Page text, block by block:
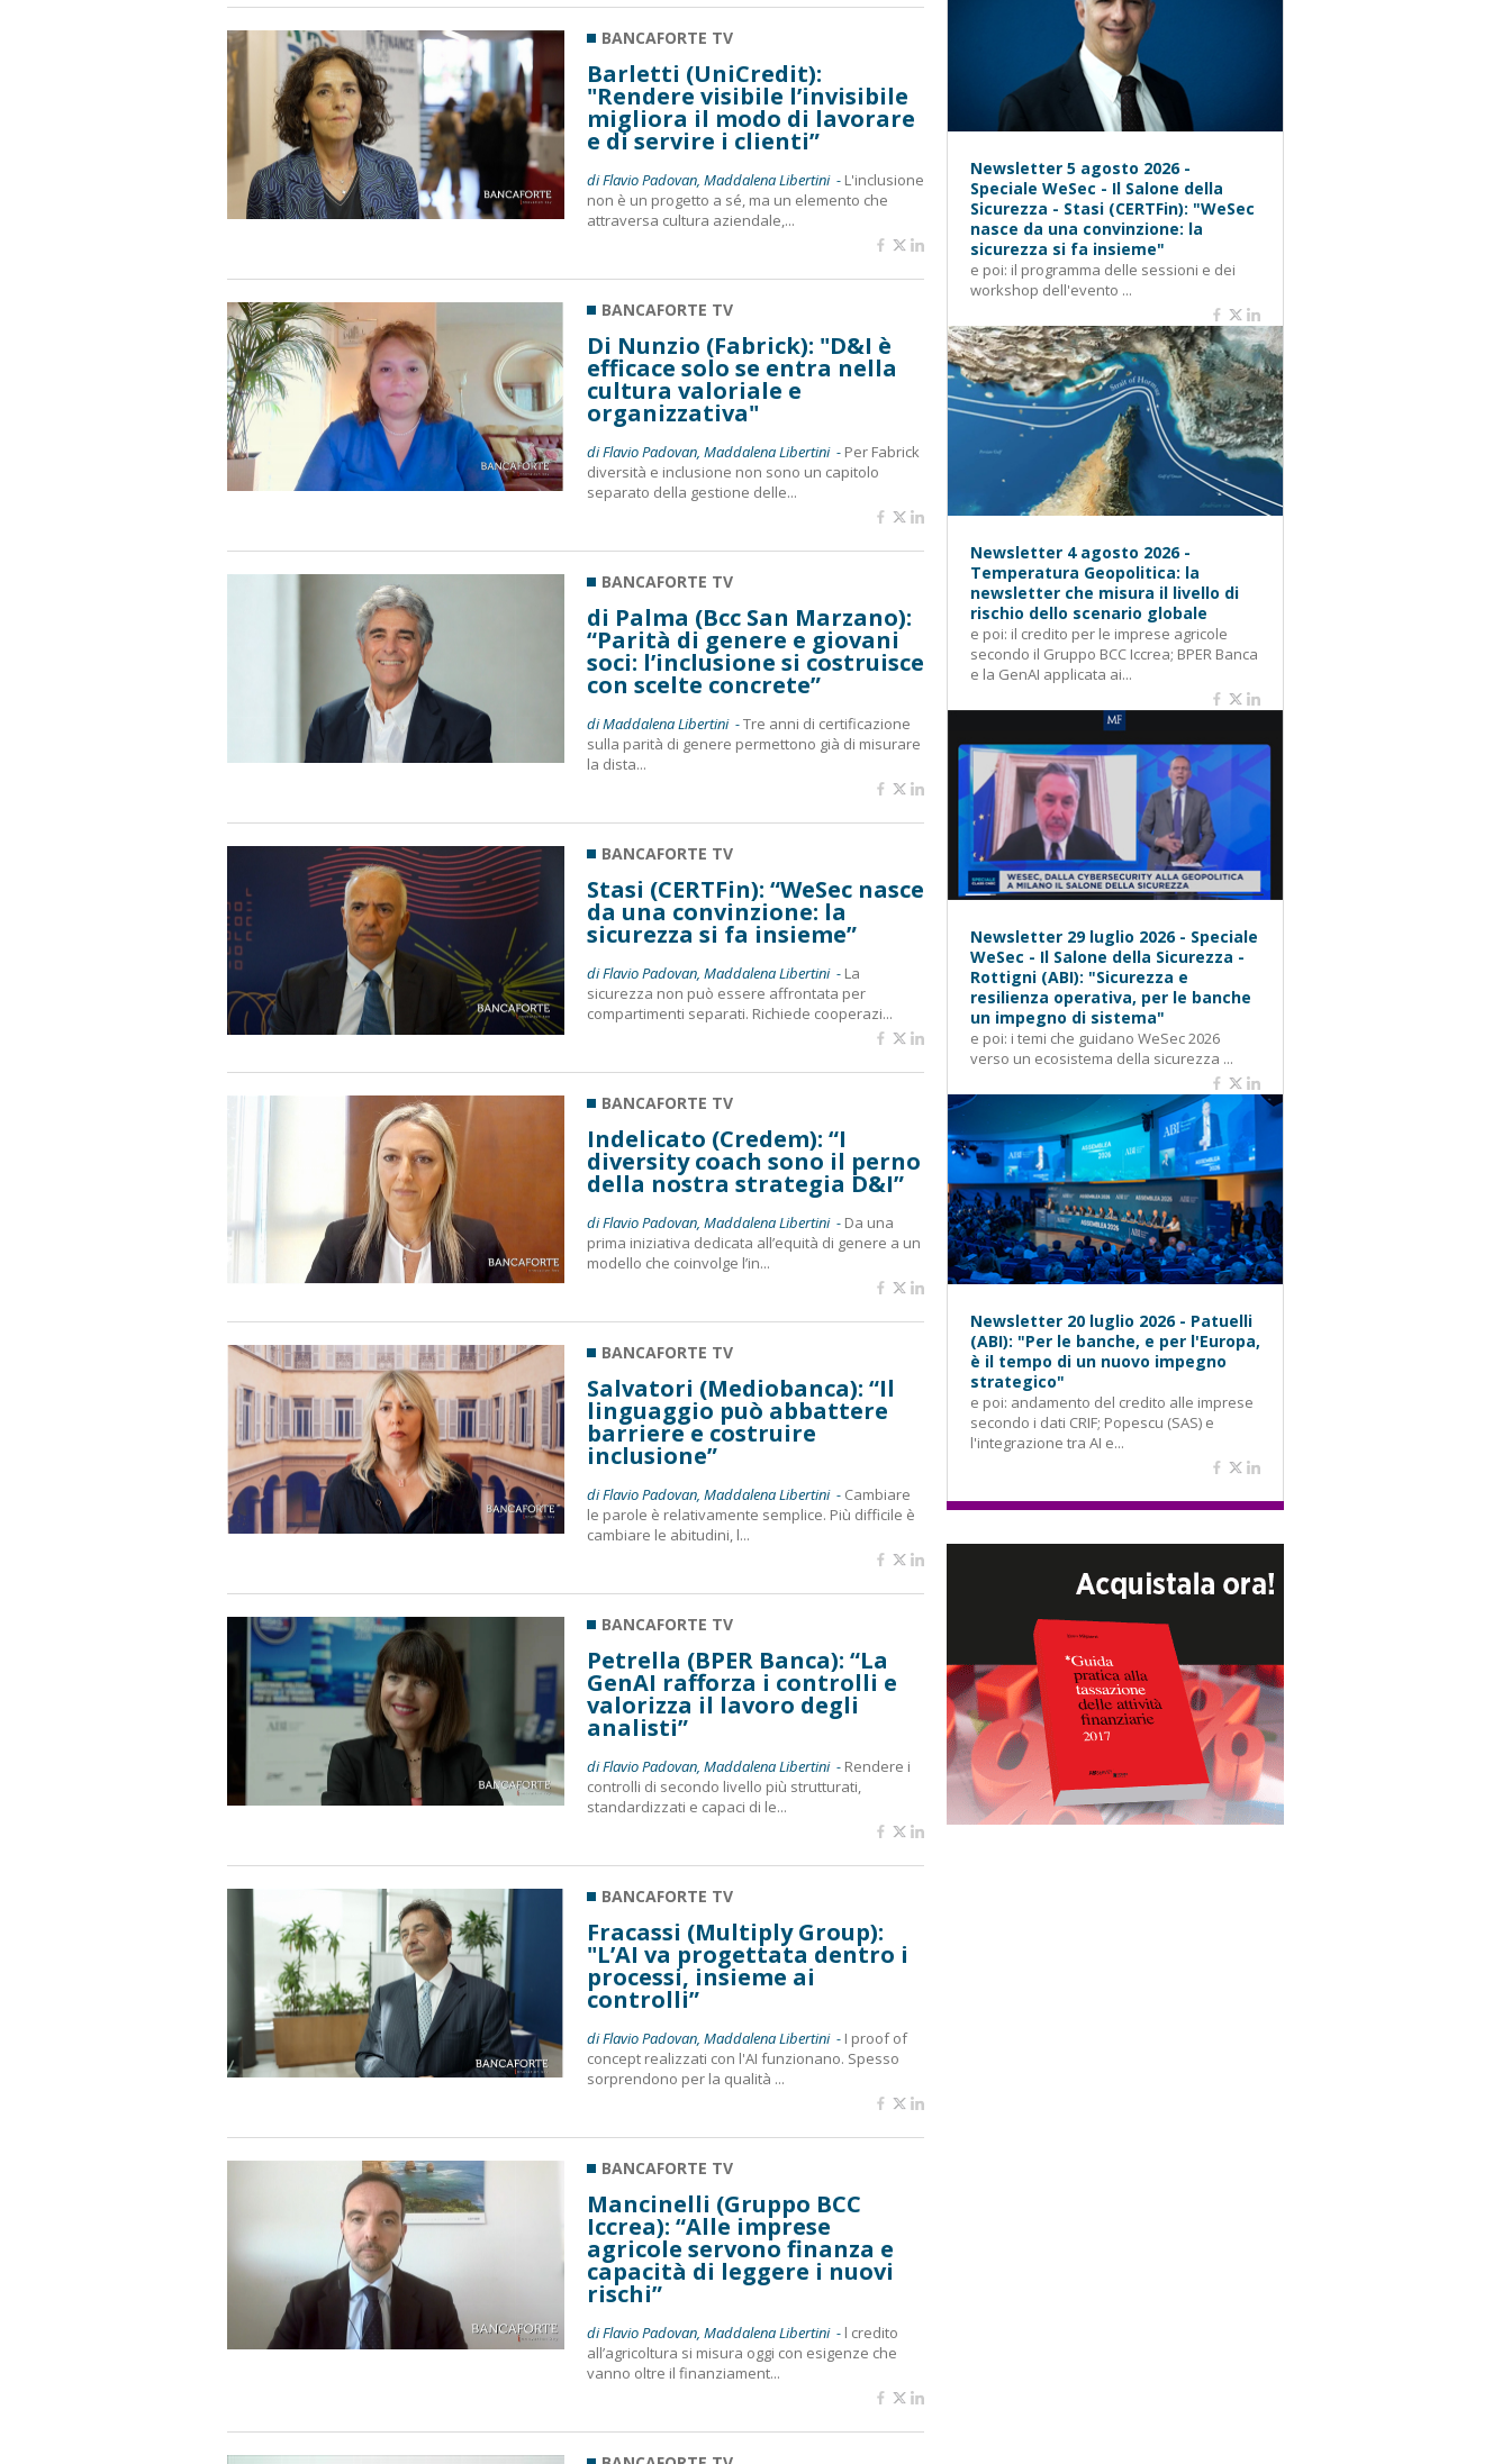
BANCAFORTE TV
Barletti (UniCredit):
"Rendere visibile l’invisibile
migliora il modo di lavorare
e di servire i clienti”
di Flavio Padovan, Maddalena Libertini - L'inclusione
non è un progetto a sé, ma un elemento che
attraversa cultura aziendale,...
BANCAFORTE TV
Di Nunzio (Fabrick): "D&I è
efficace solo se entra nella
cultura valoriale e
organizzativa"
di Flavio Padovan, Maddalena Libertini - Per Fabrick
diversità e inclusione non sono un capitolo
separato della gestione delle...
BANCAFORTE TV
di Palma (Bcc San Marzano):
“Parità di genere e giovani
soci: l’inclusione si costruisce
con scelte concrete”
di Maddalena Libertini -Tre anni di certificazione
sulla parità di genere permettono già di misurare
la dista...
BANCAFORTE TV
Stasi (CERTFin): “WeSec nasce
da una convinzione: la
sicurezza si fa insieme”
di Flavio Padovan, Maddalena Libertini - La
sicurezza non può essere affrontata per
compartimenti separati. Richiede cooperazi...
BANCAFORTE TV
Indelicato (Credem): “I
diversity coach sono il perno
della nostra strategia D&I”
di Flavio Padovan, Maddalena Libertini - Da una
prima iniziativa dedicata all’equità di genere a un
modello che coinvolge l’in...
BANCAFORTE TV
Salvatori (Mediobanca): “Il
linguaggio può abbattere
barriere e costruire
inclusione”
di Flavio Padovan, Maddalena Libertini - Cambiare
le parole è relativamente semplice. Più difficile è
cambiare le abitudini, l...
BANCAFORTE TV
Petrella (BPER Banca): “La
GenAI rafforza i controlli e
valorizza il lavoro degli
analisti”
di Flavio Padovan, Maddalena Libertini - Rendere i
controlli di secondo livello più strutturati,
standardizzati e capaci di le...
BANCAFORTE TV
Fracassi (Multiply Group):
"L’AI va progettata dentro i
processi, insieme ai
controlli”
di Flavio Padovan, Maddalena Libertini - I proof of
concept realizzati con l'AI funzionano. Spesso
sorprendono per la qualità ...
BANCAFORTE TV
Mancinelli (Gruppo BCC
Iccrea): “Alle imprese
agricole servono finanza e
capacità di leggere i nuovi
rischi”
di Flavio Padovan, Maddalena Libertini - l credito
all’agricoltura si misura oggi con esigenze che
vanno oltre il finanziament...
Newsletter 5 agosto 2026 -
Speciale WeSec - Il Salone della
Sicurezza - Stasi (CERTFin): "WeSec
nasce da una convinzione: la
sicurezza si fa insieme"
e poi: il programma delle sessioni e dei
workshop dell'evento ...
Newsletter 4 agosto 2026 -
Temperatura Geopolitica: la
newsletter che misura il livello di
rischio dello scenario globale
e poi: il credito per le imprese agricole
secondo il Gruppo BCC Iccrea; BPER Banca
e la GenAI applicata ai...
Newsletter 29 luglio 2026 - Speciale
WeSec - Il Salone della Sicurezza -
Rottigni (ABI): "Sicurezza e
resilienza operativa, per le banche
un impegno di sistema"
e poi: i temi che guidano WeSec 2026
verso un ecosistema della sicurezza ...
Newsletter 20 luglio 2026 - Patuelli
(ABI): "Per le banche, e per l'Europa,
è il tempo di un nuovo impegno
strategico"
e poi: andamento del credito alle imprese
secondo i dati CRIF; Popescu (SAS) e
l'integrazione tra AI e...